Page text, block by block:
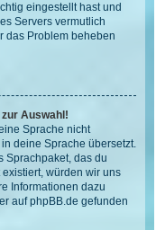
eingestellt hast und
Servers vermutlich
das Problem beheben
Auswahl!
Sprache nicht
deine Sprache übersetzt.
Sprachpaket, das du
würden wir uns
Informationen dazu
aufphpBB.de gefunden